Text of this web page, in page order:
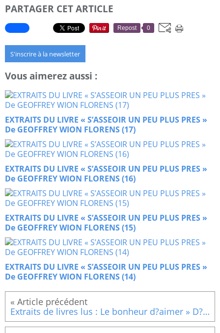
PARTAGER CET ARTICLE
Repost 0
S'inscrire à la newsletter
Vous aimerez aussi :
EXTRAITS DU LIVRE « S’ASSEOIR UN PEU PLUS PRES »
De GEOFFREY WION FLORENS (17)
EXTRAITS DU LIVRE « S’ASSEOIR UN PEU PLUS PRES »
De GEOFFREY WION FLORENS (16)
EXTRAITS DU LIVRE « S’ASSEOIR UN PEU PLUS PRES »
De GEOFFREY WION FLORENS (15)
EXTRAITS DU LIVRE « S’ASSEOIR UN PEU PLUS PRES »
De GEOFFREY WION FLORENS (14)
Extraits de livres lus : Le bonheur d?aimer » D?Anselm Grün ( Le mot amour....)